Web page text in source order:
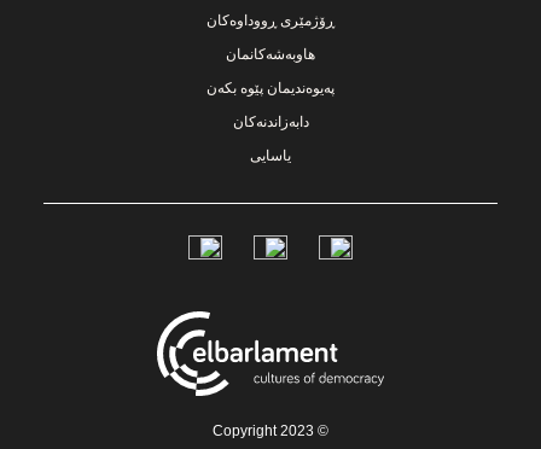
ڕۆژمێری ڕووداوەکان
هاوبەشەکانمان
پەیوەندیمان پێوە بکەن
دابەزاندنەکان
یاسایی
© Copyright 2023